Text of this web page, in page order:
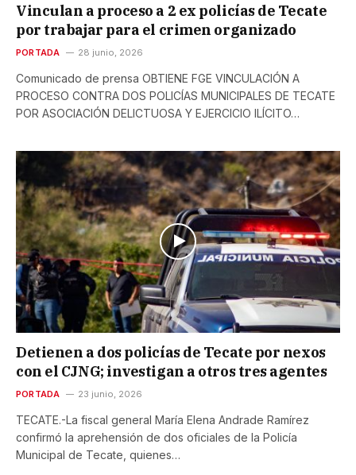
Vinculan a proceso a 2 ex policías de Tecate
por trabajar para el crimen organizado
PORTADA 28 junio, 2026
Comunicado de prensa OBTIENE FGE VINCULACIÓN A
PROCESO CONTRA DOS POLICÍAS MUNICIPALES DE TECATE
POR ASOCIACIÓN DELICTUOSA Y EJERCICIO ILÍCITO…
Detienen a dos policías de Tecate por nexos
con el CJNG; investigan a otros tres agentes
PORTADA 23 junio, 2026
TECATE.-La fiscal general María Elena Andrade Ramírez
confirmó la aprehensión de dos oficiales de la Policía
Municipal de Tecate, quienes…